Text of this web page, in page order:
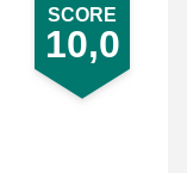
SCORE
10,0